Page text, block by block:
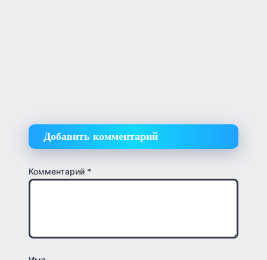
Добавить комментарий
Комментарий *